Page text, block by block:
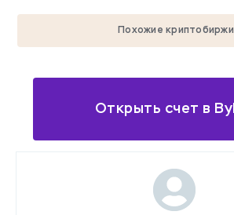
Похожие криптобиржи
Открыть счет в